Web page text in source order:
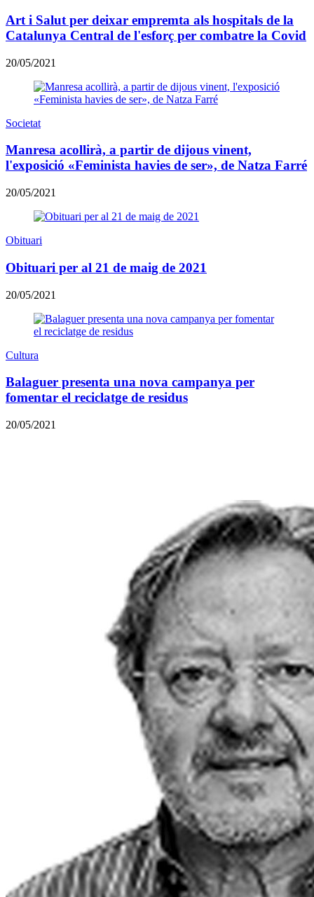
Art i Salut per deixar empremta als hospitals de la
Catalunya Central de l'esforç per combatre la Covid
20/05/2021
Societat
Manresa acollirà, a partir de dijous vinent,
l'exposició «Feminista havies de ser», de Natza Farré
20/05/2021
Obituari
Obituari per al 21 de maig de 2021
20/05/2021
Cultura
Balaguer presenta una nova campanya per
fomentar el reciclatge de residus
20/05/2021